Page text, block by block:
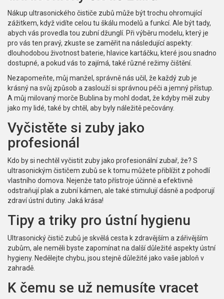
Nákup ultrasonického čističe zubů může být trochu ohromující
zážitkem, když vidíte celou tu škálu modelů a funkcí. Ale být tady,
abych vás provedla tou zubní džunglí. Při výběru modelu, který je
pro vás ten pravý, zkuste se zaměřit na následující aspekty:
dlouhodobou životnost baterie, hlavice kartáčku, které jsou snadno
dostupné, a pokud vás to zajímá, také různé režimy čištění.
Nezapomeňte, můj manžel, správně nás učil, že každý zub je
krásný na svůj způsob a zaslouží si správnou péči a jemný přístup.
A můj milovaný morče Bublina by mohl dodat, že kdyby měl zuby
jako my lidé, také by chtěl, aby byly náležitě pečovány.
Vyčistěte si zuby jako
profesionál
Kdo by si nechtěl vyčistit zuby jako profesionální zubař, že? S
ultrasonickým čističem zubů se k tomu můžete přiblížit z pohodlí
vlastního domova. Nejenže tato přístroje účinně a efektivně
odstraňují plak a zubní kámen, ale také stimulují dásně a podporují
zdraví ústní dutiny. Jaká krása!
Tipy a triky pro ústní hygienu
Ultrasonický čistič zubů je skvělá cesta k zdravějším a zářivějším
zubům, ale neměli byste zapomínat na další důležité aspekty ústní
hygieny. Nedělejte chybu, jsou stejně důležité jako vaše jabloň v
zahradě.
K čemu se už nemusíte vracet